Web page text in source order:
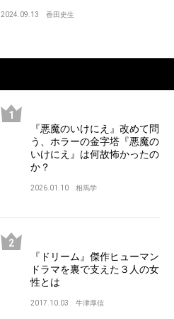
2024.09.13 香田史生
『悪魔のいけにえ』改めて問
う、ホラーの金字塔『悪魔の
いけにえ』は何故怖かったの
か？
2026.01.10 相馬学
『ドリーム』傑作ヒューマン
ドラマを裏で支えた３人の女
性とは
2017.10.03 牛津厚信